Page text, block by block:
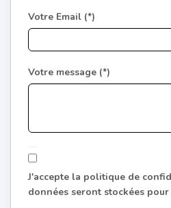
Votre Email (*)
Votre message (*)
J'accepte la politique de
données seront stockées pour